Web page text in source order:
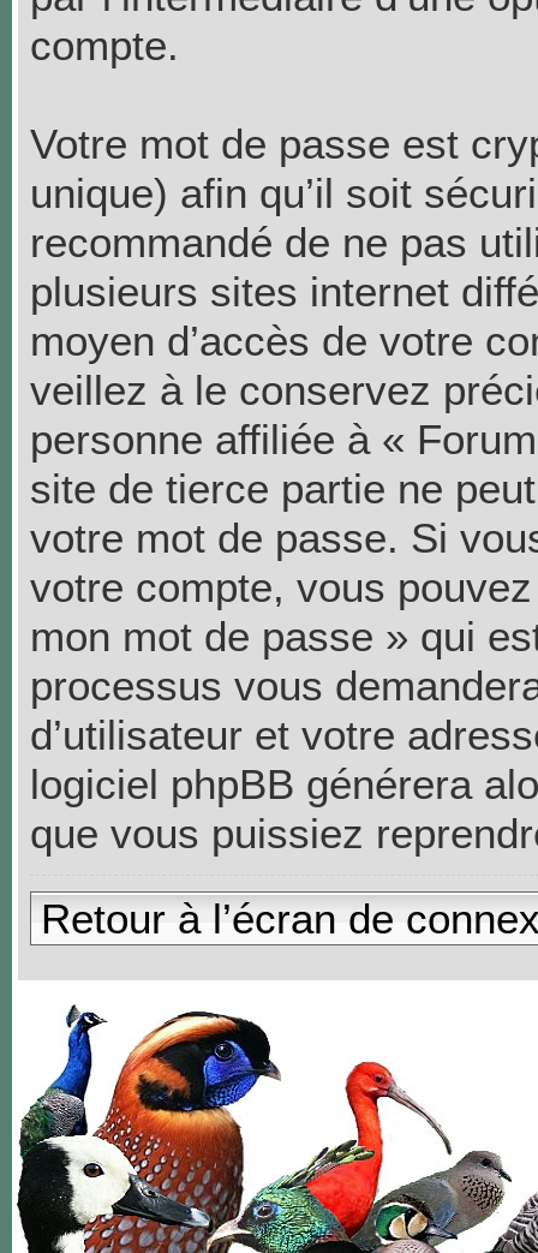
compte.
Votre mot de passe est
unique) afin qu’il soit
recommandé de ne pas
plusieurs sites internet
moyen d’accès de votre
veillez à le conservez
personne affiliée à «
site de tierce partie ne
votre mot de passe. Si
votre compte, vous
mon mot de passe » qui
processus vous
d’utilisateur et votre
logiciel phpBB générera
que vous puissiez
Retour à l’écran de